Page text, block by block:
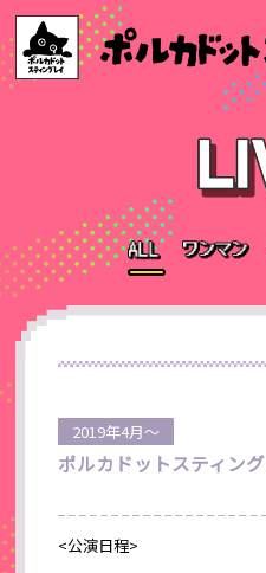
2019年4月～
ポルカドットスティン
<公演日程>